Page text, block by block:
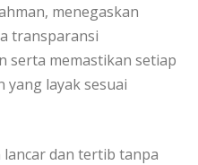
menegaskan
transparansi
serta memastikan setiap
yang layak sesuai
lancar dan tertib tanpa